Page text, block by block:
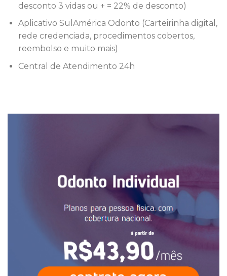
desconto 3 vidas ou + = 22% de desconto)
Aplicativo SulAmérica Odonto (Carteirinha digital,
rede credenciada, procedimentos cobertos,
reembolso e muito mais)
Central de Atendimento 24h